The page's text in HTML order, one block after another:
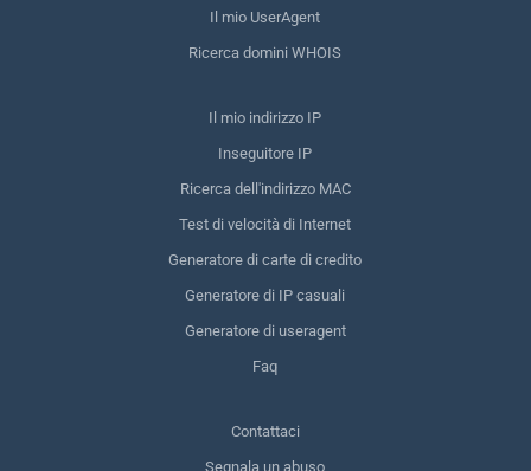
Il mio UserAgent
Ricerca domini WHOIS
Il mio indirizzo IP
Inseguitore IP
Ricerca dell'indirizzo MAC
Test di velocità di Internet
Generatore di carte di credito
Generatore di IP casuali
Generatore di useragent
Faq
Contattaci
Segnala un abuso